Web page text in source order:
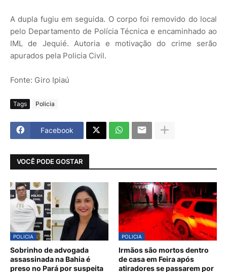
A dupla fugiu em seguida. O corpo foi removido do local
pelo Departamento de Polícia Técnica e encaminhado ao
IML de Jequié. Autoria e motivação do crime serão
apurados pela Policia Civil.
Fonte: Giro Ipiaú
Tags Policia
Facebook
VOCÊ PODE GOSTAR
POLICIA
Sobrinho de advogada
assassinada na Bahia é
preso no Pará por suspeita
POLICIA
Irmãos são mortos dentro
de casa em Feira após
atiradores se passarem por